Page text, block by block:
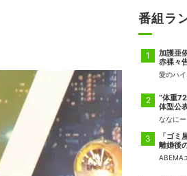
番組ラ
加護亜
赤裸々
愛のハ
“体重
体型公
ななに
「ゴミ
離婚後
ABEMA